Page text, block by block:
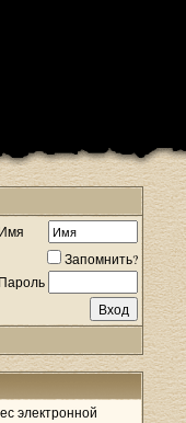
Имя
Запомнить?
Пароль
электронной